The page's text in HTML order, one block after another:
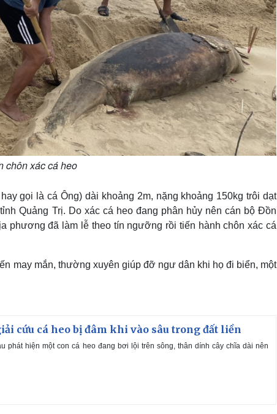
chôn xác cá heo
gọi là cá Ông) dài khoảng 2m, nặng khoảng 150kg trôi dạt
Quảng Trị. Do xác cá heo đang phân hủy nên cán bộ Đồn
phương đã làm lễ theo tín ngưỡng rồi tiến hành chôn xác cá
may mắn, thường xuyên giúp đỡ ngư dân khi họ đi biển, một
cứu cá heo bị đâm khi vào sâu trong đất liền
phát hiện một con cá heo đang bơi lội trên sông, thân dính cây chĩa dài nên